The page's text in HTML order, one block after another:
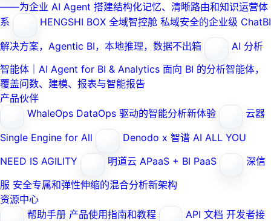
——为企业 AI Agent 搭建结构化记忆、清晰路由和知识运营体
系
HENGSHI BOX 全域智控舱 私域安全的企业级 ChatBI
解决方案，Agentic BI，本地推理，数据不出箱
AI 分析
智能体｜AI Agent for BI & Analytics 面向 BI 的分析智能体，
覆盖问数、建模、报表与智能报告
产品伙伴
WhaleOps DataOps 驱动的智能分析新体验
云器
Single Engine for All
Denodo x 智谱 AI ALL YOU
NEED IS AGILITY
明道云 APaaS + BI PaaS
深信
服 安全专属和弹性伸缩的混合分析新架构
资源中心
帮助手册 产品使用指南和教程 API 文档 开发者接